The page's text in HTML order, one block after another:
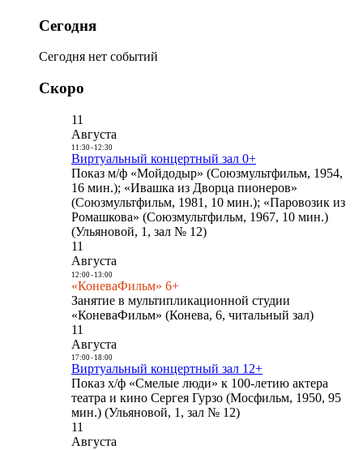
Сегодня
Сегодня нет событий
Скоро
11
Августа
11:30- 12:30
Виртуальный концертный зал 0+
Показ м/ф «Мойдодыр» (Союзмультфильм, 1954,
16 мин.); «Ивашка из Дворца пионеров»
(Союзмультфильм, 1981, 10 мин.); «Паровозик из
Ромашкова» (Союзмультфильм, 1967, 10 мин.)
(Ульяновой, 1, зал № 12)
11
Августа
12:00- 13:00
«КоневаФильм» 6+
Занятие в мультипликационной студии
«КоневаФильм» (Конева, 6, читальный зал)
11
Августа
17:00- 18:00
Виртуальный концертный зал 12+
Показ х/ф «Смелые люди» к 100-летию актера
театра и кино Сергея Гурзо (Мосфильм, 1950, 95
мин.) (Ульяновой, 1, зал № 12)
11
Августа